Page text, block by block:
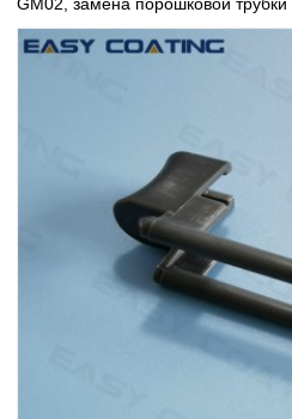
GM02, замена порошковой трубки